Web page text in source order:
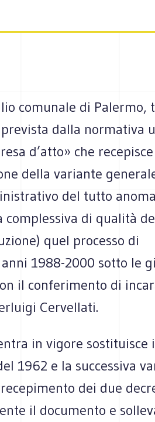
comunale di Palermo,
dalla normativa
d’atto» che
della variante
del tutto
complessiva di qualità
quel processo di
1988-2000 sotto le
il conferimento di
Cervellati.
in vigore sostituisce
1962 e la successiva
dei due
il documento e